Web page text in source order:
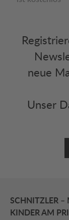
neue
Unser
SCHNITZLER –
KINDER AM